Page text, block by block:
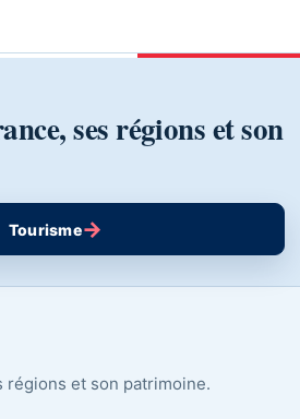
ses régions et son
Tourisme→
régions et son patrimoine.